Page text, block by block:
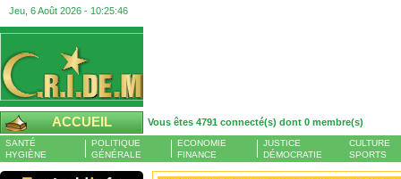
Jeu, 6 Août 2026 - 10:25:46
ACCUEIL Vous êtes 4791 connecté(s) dont 0 membre(s)
SANTÉ
HYGIÈNE
POLITIQUE
GÉNÉRALE
ECONOMIE
FINANCE
JUSTICE
DÉMOCRATIE
CULTURE
SPORTS